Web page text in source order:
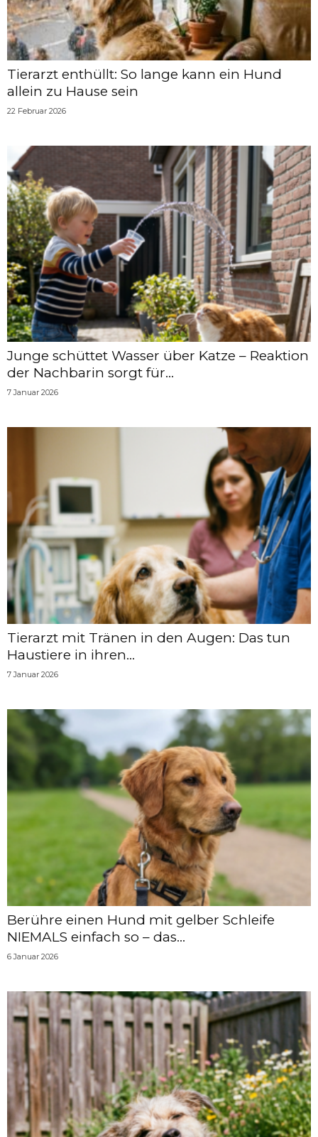
Tierarzt enthüllt: So lange kann ein Hund
allein zu Hause sein
22 Februar 2026
Junge schüttet Wasser über Katze – Reaktion
der Nachbarin sorgt für...
7 Januar 2026
Tierarzt mit Tränen in den Augen: Das tun
Haustiere in ihren...
7 Januar 2026
Berühre einen Hund mit gelber Schleife
NIEMALS einfach so – das...
6 Januar 2026